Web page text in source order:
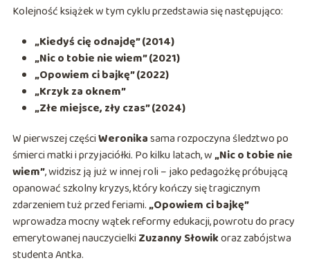
Kolejność książek w tym cyklu przedstawia się następująco:
„Kiedyś cię odnajdę” (2014)
„Nic o tobie nie wiem” (2021)
„Opowiem ci bajkę” (2022)
„Krzyk za oknem”
„Złe miejsce, zły czas” (2024)
W pierwszej częściWeronikasama rozpoczyna śledztwo po
śmierci matki i przyjaciółki. Po kilku latach, w„Nic o tobie nie
wiem”, widzisz ją już w innej roli – jako pedagożkę próbującą
opanować szkolny kryzys, który kończy się tragicznym
zdarzeniem tuż przed feriami.„Opowiem ci bajkę”
wprowadza mocny wątek reformy edukacji, powrotu do pracy
emerytowanej nauczycielki Zuzanny Słowikoraz zabójstwa
studenta Antka.